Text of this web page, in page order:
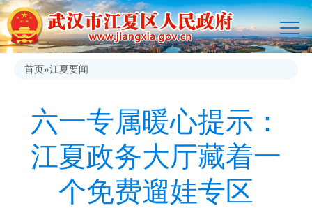
首页»江夏要闻
六一专属暖心提示：
江夏政务大厅藏着一
个免费遛娃专区